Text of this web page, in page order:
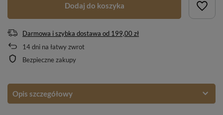
Dodaj do koszyka
Darmowa i szybka dostawa od 199,00 zł
14dni na łatwy zwrot
Bezpieczne zakupy
Opis szczegółowy